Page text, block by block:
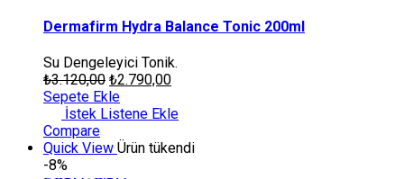
Dermafirm Hydra Balance Tonic 200ml
Su Dengeleyici Tonik.
₺3.120,00 ₺2.790,00
Sepete Ekle
İstek Listene Ekle
Compare
Quick View Ürün tükendi
-8%